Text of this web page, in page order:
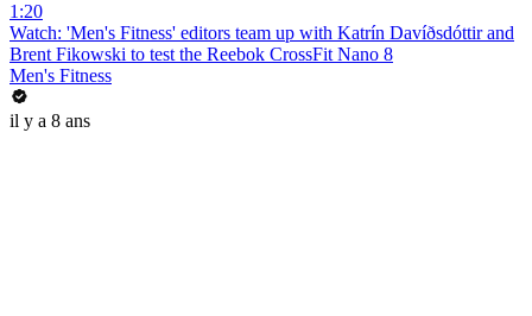
1:20
Watch: 'Men's Fitness' editors team up with Katrín Davíðsdóttir and
Brent Fikowski to test the Reebok CrossFit Nano 8
Men's Fitness
il y a 8 ans